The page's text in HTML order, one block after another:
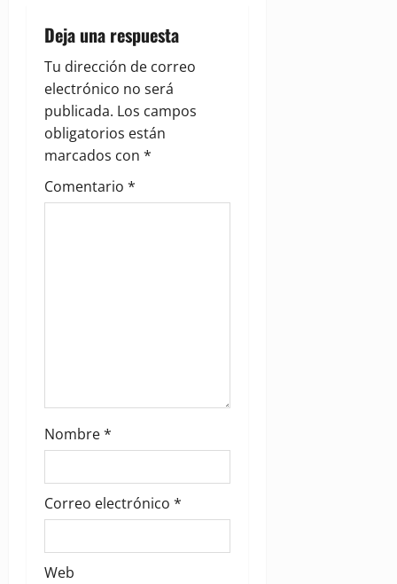
i
g
a
t
i
o
Deja una respuesta
Tu dirección de correo
electrónico no será
publicada. Los campos
obligatorios están
marcados con *
Comentario *
Nombre*
Correo electrónico *
Web